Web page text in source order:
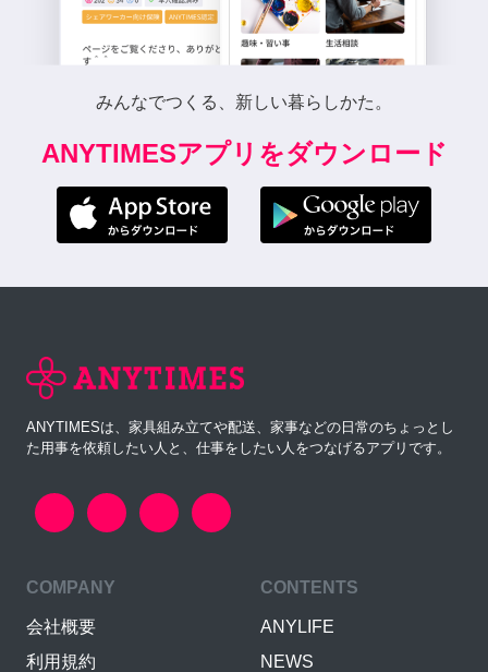
みんなでつくる、新しい暮らしかた。
ANYTIMESアプリをダウンロード
ANYTIMESは、家具組み立てや配送、家事などの日常のちょっとし
た用事を依頼したい人と、仕事をしたい人をつなげるアプリです。
COMPANY
会社概要
利用規約
CONTENTS
ANYLIFE
NEWS